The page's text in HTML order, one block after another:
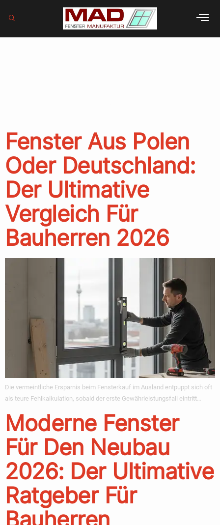
Fenster Aus Polen
Oder Deutschland:
Der Ultimative
Vergleich Für
Bauherren 2026
Die vermeintliche Ersparnis beim Fensterkauf im Ausland entpuppt sich oft
als teure Fehlkalkulation, sobald der erste Gewährleistungsfall eintritt…
Moderne Fenster
Für Den Neubau
2026: Der Ultimative
Ratgeber Für
Bauherren